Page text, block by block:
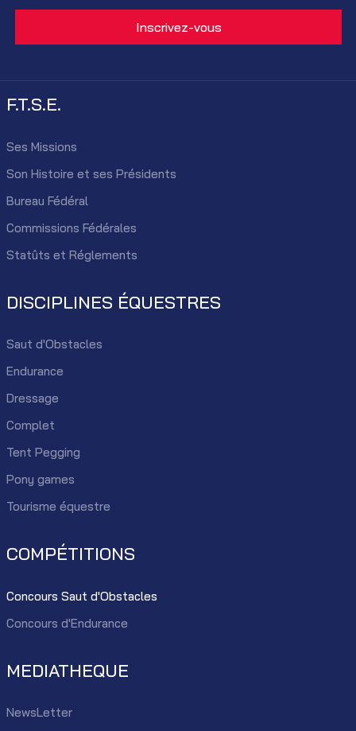
F.T.S.E.
Ses Missions
Son Histoire et ses Présidents
Bureau Fédéral
Commissions Fédérales
Statûts et Réglements
DISCIPLINES ÉQUESTRES
Saut d'Obstacles
Endurance
Dressage
Complet
Tent Pegging
Pony games
Tourisme équestre
COMPÉTITIONS
Concours Saut d'Obstacles
Concours d'Endurance
MEDIATHEQUE
NewsLetter